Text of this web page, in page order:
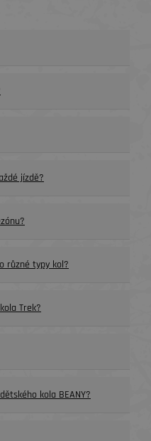
jízdě?
různé typy kol?
Trek?
kola BEANY?